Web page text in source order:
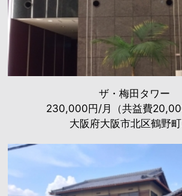
ザ・梅田タワー
230,000円/月（共益費
大阪府大阪市北区鶴野